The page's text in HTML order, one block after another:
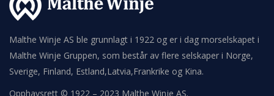
Malthe Winje AS ble grunnlagt i 1922 og er i dag morselskapet i
Malthe Winje Gruppen, som består av flere selskaper i Norge,
Sverige, Finland, Estland,Latvia,Frankrike og Kina.
Opphavsrett © 1922 – 2023 Malthe Winje AS.